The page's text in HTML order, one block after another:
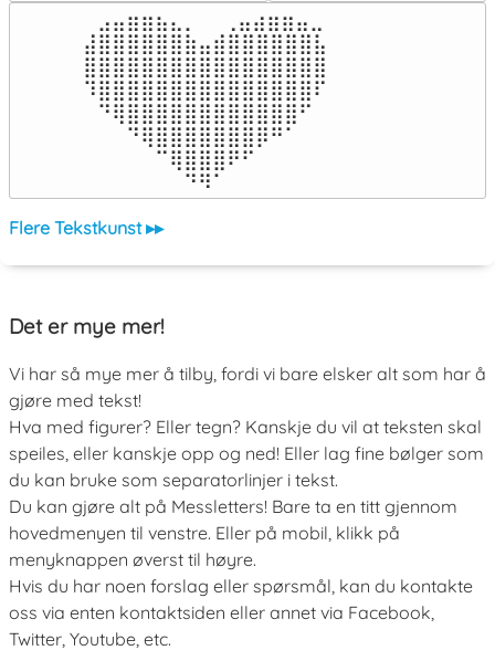
⠀⣠⣤⣶⣶⣦⣄⡀  ⠀⢀⣤⣴⣶⣶⣤⣀⠀
⣼⣿⣿⣿⣿⣿⣿⣷⣤⣾⣿⣿⣿⣿⣿⣿⣧
⣿⣿⣿⣿⣿⣿⣿⣿⣿⣿⣿⣿⣿⣿⣿⣿⣿
⠹⣿⣿⣿⣿⣿⣿⣿⣿⣿⣿⣿⣿⣿⣿⣿⠏
⠀⠙⢿⣿⣿⣿⣿⣿⣿⣿⣿⣿⣿⣿⣿⠋⠀
⠀⠀⠀⠙⢿⣿⣿⣿⣿⣿⣿⣿⡿⠛⠁⠀⠀
⠀⠀⠀⠀⠀⠉⢿⣿⣿⣿⠟⠋⠀⠀⠀⠀⠀
⠀⠀⠀⠀⠀⠀⠀⠙⠻⠁⠀⠀⠀⠀⠀⠀⠀⠀⠀⠀⠀⠀⠀
Flere Tekstkunst ▸▸
Det er mye mer!
Vi har så mye mer å tilby, fordi vi bare elsker alt som har å
gjøre med tekst!
Hva med figurer? Eller tegn? Kanskje du vil at teksten skal
speiles, eller kanskje opp og ned! Eller lag fine bølger som
du kan bruke som separatorlinjer i tekst.
Du kan gjøre alt på Messletters! Bare ta en titt gjennom
hovedmenyen til venstre. Eller på mobil, klikk på
menyknappen øverst til høyre.
Hvis du har noen forslag eller spørsmål, kan du kontakte
oss via enten kontaktsiden eller annet via Facebook,
Twitter, Youtube, etc.